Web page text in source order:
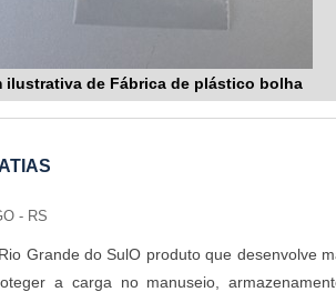
ilustrativa de Fábrica de plástico bolha
- RS
Grande do SulO produto que desenvolve
a carga no manuseio,